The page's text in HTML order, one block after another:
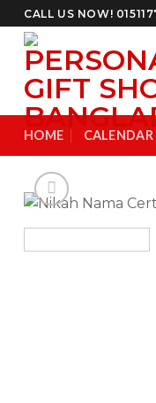
Skip
to
content
CALL US NOW!
HOME CALENDAR